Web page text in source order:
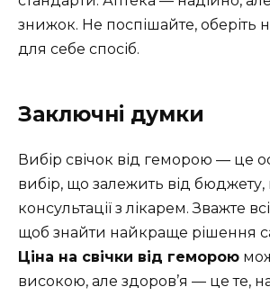
знижок. Не поспішайте, оберіть
для себе спосіб.
Заключні думки
Вибір свічок від геморою — це
вибір, що залежить від бюджету,
консультації з лікарем. Зважте всі
щоб знайти найкраще рішення
Ціна на свічки від геморою
високою, але здоров’я — це те,